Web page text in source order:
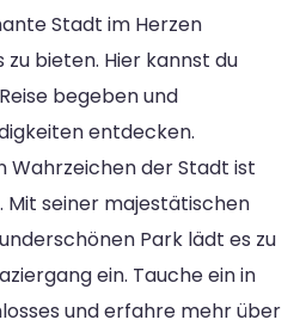
Stadt im Herzen
bieten. Hier kannst du
begeben und
entdecken.
Wahrzeichen der Stadt ist
Mit seiner majestätischen
Park lädt es zu
ein. Tauche ein in
und erfahre mehr über